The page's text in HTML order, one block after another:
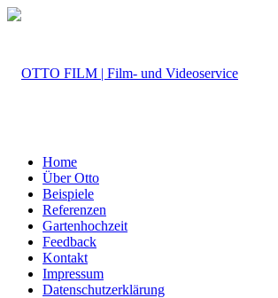
Home
Über Otto
Beispiele
Referenzen
Gartenhochzeit
Feedback
Kontakt
Impressum
Datenschutzerklärung